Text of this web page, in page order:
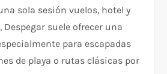
sola sesión vuelos, hotel y
suele ofrecer una
para escapadas
de playa o rutas clásicas por